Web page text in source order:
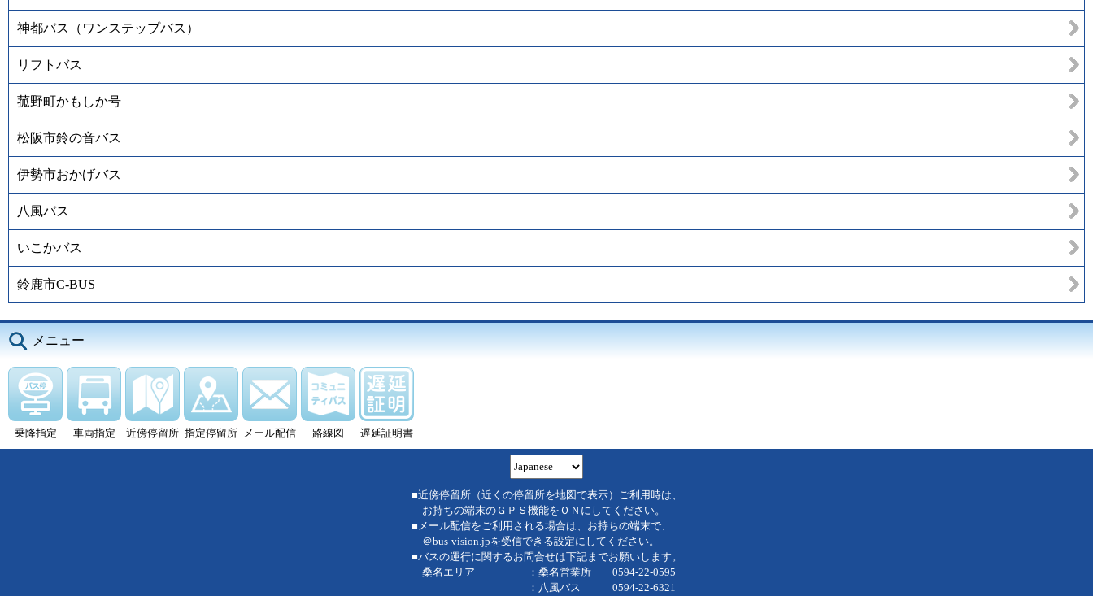
神都バス（ワンステップバス）
リフトバス
菰野町かもしか号
松阪市鈴の音バス
伊勢市おかげバス
八風バス
いこかバス
鈴鹿市C-BUS
メニュー
乗降指定 車両指定 近傍停留所 指定停留所 メール配信 路線図 遅延証明書
■近傍停留所（近くの停留所を地図で表示）ご利用時は、
お持ちの端末のＧＰＳ機能をＯＮにしてください。
■メール配信をご利用される場合は、お持ちの端末で、
＠bus-vision.jpを受信できる設定にしてください。
■バスの運行に関するお問合せは下記までお願いします。
桑名エリア ：桑名営業所 0594-22-0595
：八風バス 0594-22-6321